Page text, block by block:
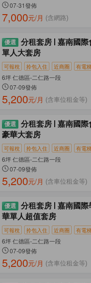
07-31發佈
7,000元/月 (含網路)
分租套房
嘉南國際
單人大套房
可報稅 拎包入住 近商圈 有電
6坪 仁德區-二仁路一段
07-09發佈
5,200元/月 (含車位租金等)
分租套房
嘉南國際
豪華大套房
可報稅 拎包入住 近商圈 有電
6坪 仁德區-二仁路一段
07-09發佈
5,200元/月 (含車位租金等)
分租套房
嘉南國際
華單人超值套房
可報稅 拎包入住 近商圈 有電
6坪 仁德區-二仁路一段
07-09發佈
5,200元/月 (含車位租金等)